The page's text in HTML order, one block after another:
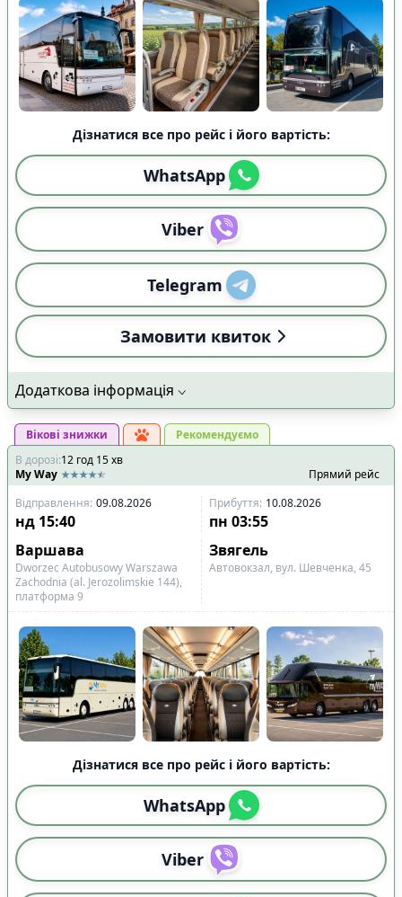
Дізнатися все про рейс і його вартість:
WhatsApp
Viber
Telegram
Замовити квиток
Додаткова інформація
Вікові знижки
Рекомендуємо
В дорозі:12 год 15хв
My Way
Прямий рейс
Відправлення: 09.08.2026 Прибуття: 10.08.2026
нд 15:40 пн 03:55
Варшава
Звягель
Dworzec Autobusowy Warszawa
Zachodnia (al. Jerozolimskie 144),
платформа 9
Автовокзал, вул. Шевченка, 45
Дізнатися все про рейс і його вартість:
WhatsApp
Viber